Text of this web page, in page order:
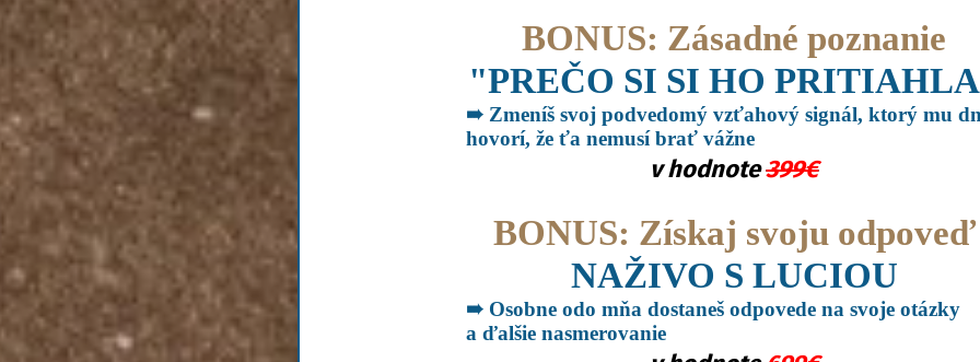
BONUS: Zásadné poznanie
"PREČO SI SI HO
➠ Zmeníš svoj podvedomý vzťahový signál, ktorý mu
hovorí, že ťa nemusí brať vážne
v hodnote399€
BONUS: Získaj svoju odpoveď
NAŽIVO S LUCIOU
➠ Osobne odo mňa dostaneš odpovede na svoje otázky
a ďalšie nasmerovanie